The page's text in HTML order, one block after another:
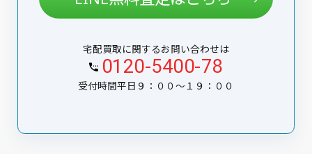
宅配買取に関するお問い合わせは
0120-5400-78
受付時間平日９：００〜１９：００